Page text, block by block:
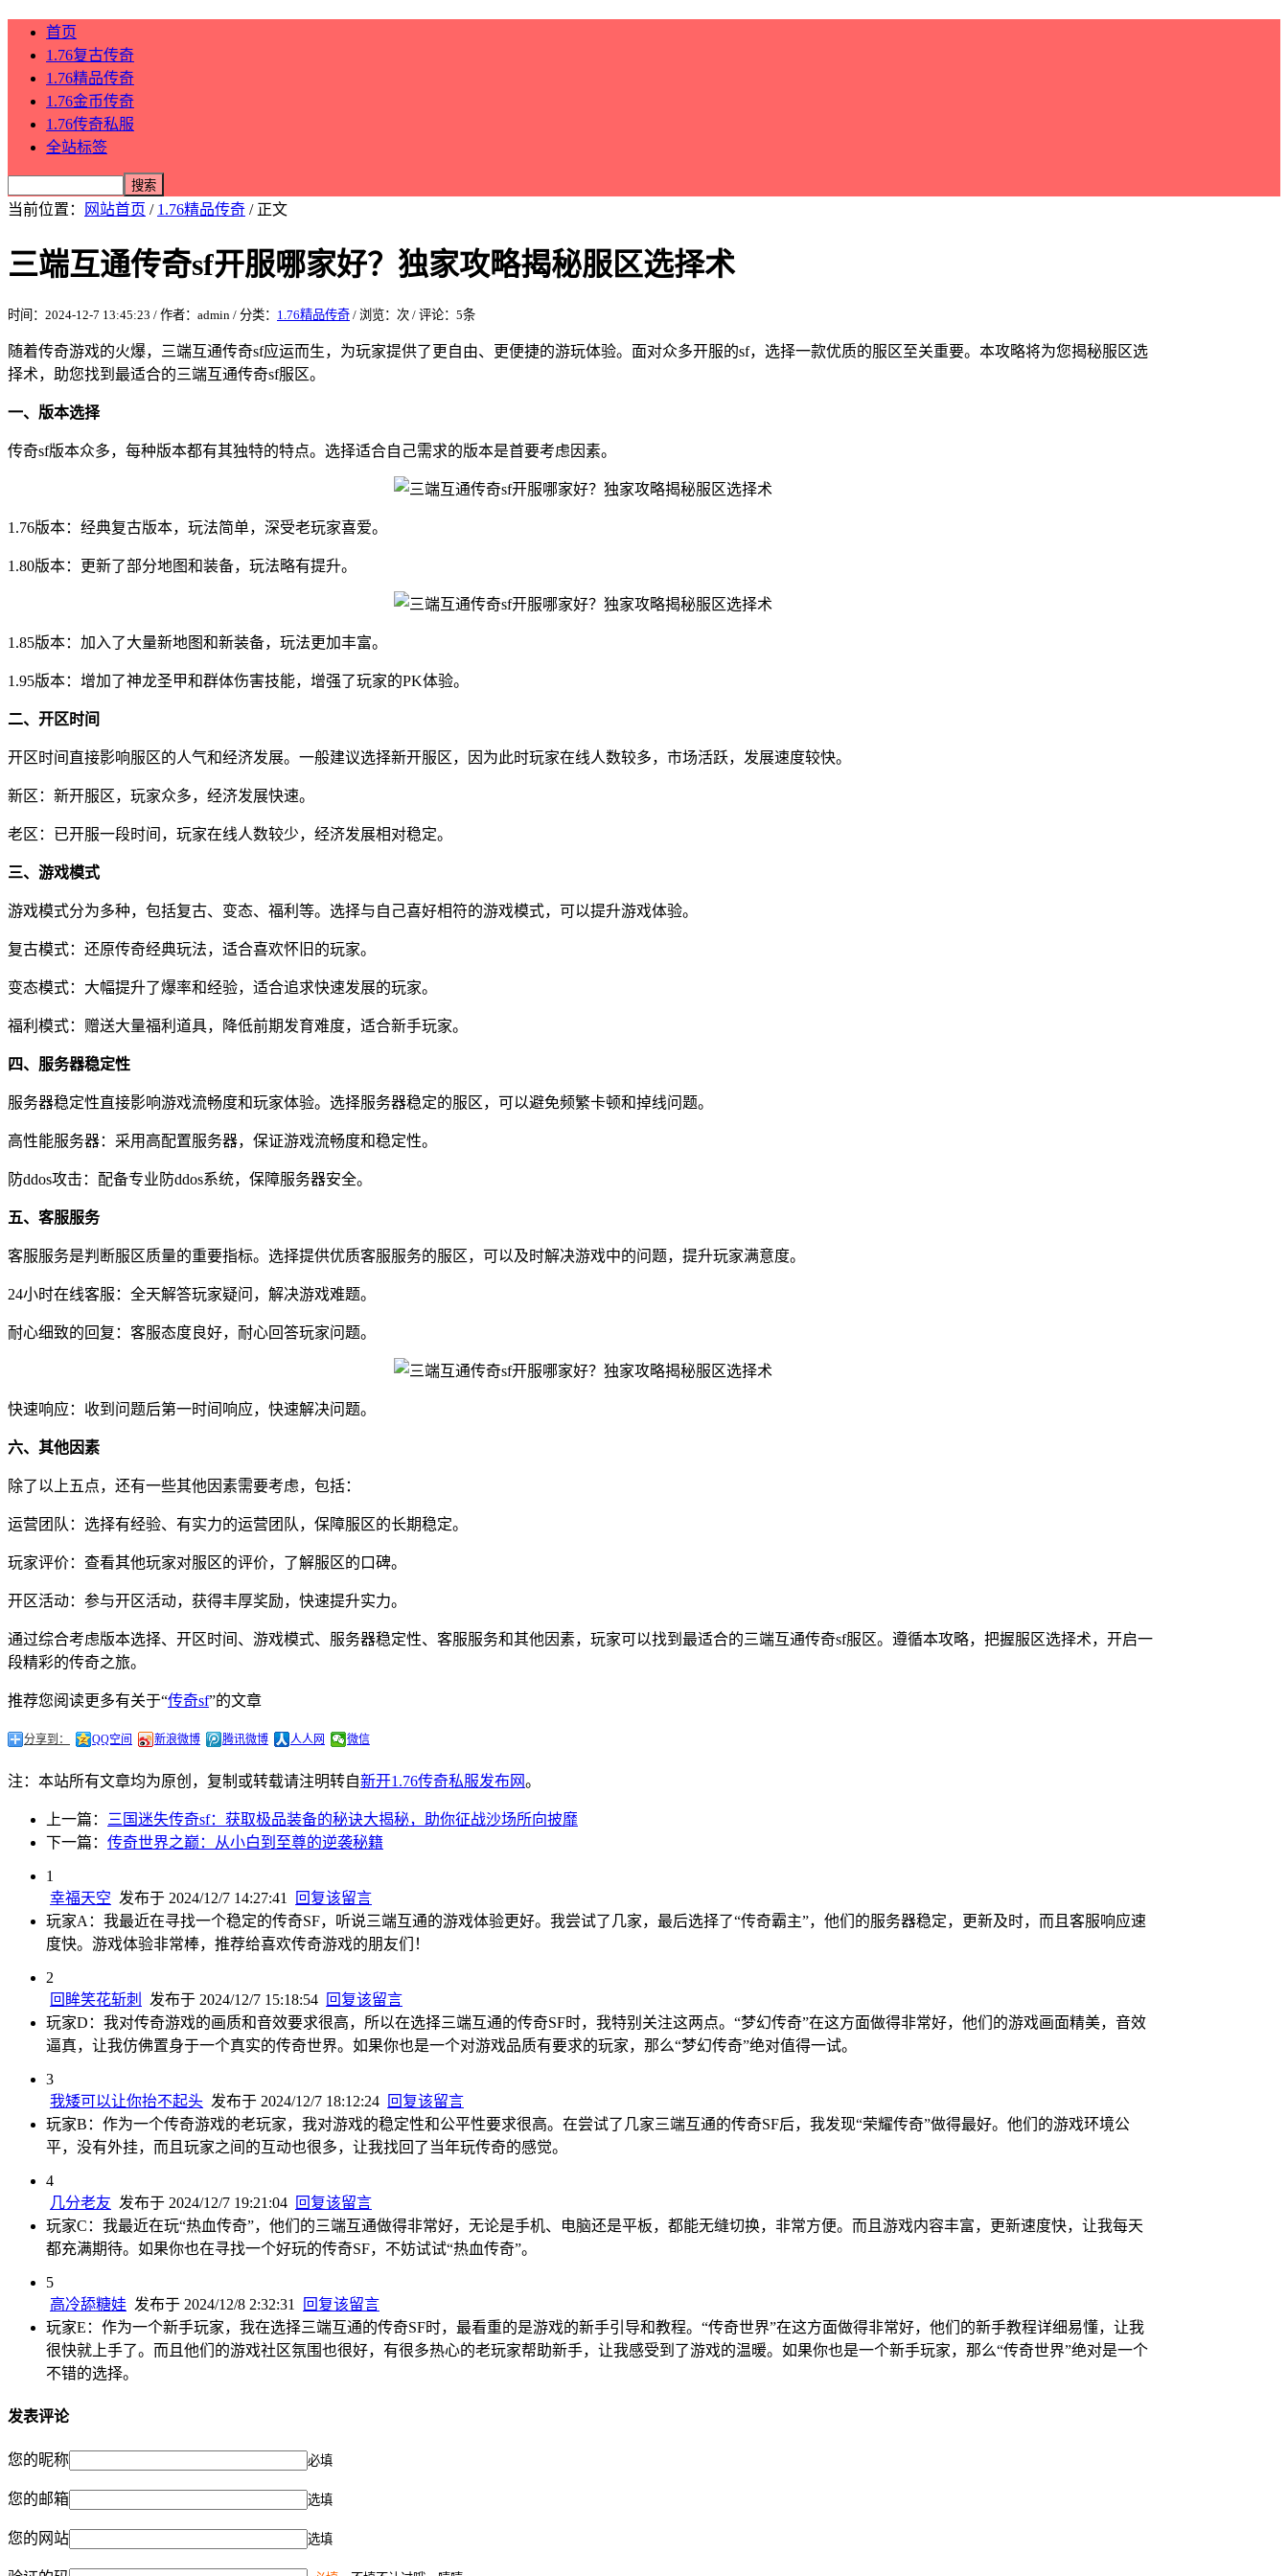
首页
1.76复古传奇
1.76精品传奇
1.76金币传奇
1.76传奇私服
全站标签
当前位置： 网站首页 / 1.76精品传奇 / 正文
三端互通传奇sf开服哪家好？独家攻略揭秘服区选择术
时间：2024-12-7 13:45:23 / 作者：admin / 分类： 1.76精品传奇 / 浏览： 次 / 评论：5条
随着传奇游戏的火爆，三端互通传奇sf应运而生，为玩家提供了更自由、更便捷的游玩体验。面对众多开服的sf，选择一款优质的服区至关重要。本攻略将为您揭秘服区选
择术，助您找到最适合的三端互通传奇sf服区。
一、版本选择
传奇sf版本众多，每种版本都有其独特的特点。选择适合自己需求的版本是首要考虑因素。
1.76版本：经典复古版本，玩法简单，深受老玩家喜爱。
1.80版本：更新了部分地图和装备，玩法略有提升。
1.85版本：加入了大量新地图和新装备，玩法更加丰富。
1.95版本：增加了神龙圣甲和群体伤害技能，增强了玩家的PK体验。
二、开区时间
开区时间直接影响服区的人气和经济发展。一般建议选择新开服区，因为此时玩家在线人数较多，市场活跃，发展速度较快。
新区：新开服区，玩家众多，经济发展快速。
老区：已开服一段时间，玩家在线人数较少，经济发展相对稳定。
三、游戏模式
游戏模式分为多种，包括复古、变态、福利等。选择与自己喜好相符的游戏模式，可以提升游戏体验。
复古模式：还原传奇经典玩法，适合喜欢怀旧的玩家。
变态模式：大幅提升了爆率和经验，适合追求快速发展的玩家。
福利模式：赠送大量福利道具，降低前期发育难度，适合新手玩家。
四、服务器稳定性
服务器稳定性直接影响游戏流畅度和玩家体验。选择服务器稳定的服区，可以避免频繁卡顿和掉线问题。
高性能服务器：采用高配置服务器，保证游戏流畅度和稳定性。
防ddos攻击：配备专业防ddos系统，保障服务器安全。
五、客服服务
客服服务是判断服区质量的重要指标。选择提供优质客服服务的服区，可以及时解决游戏中的问题，提升玩家满意度。
24小时在线客服：全天解答玩家疑问，解决游戏难题。
耐心细致的回复：客服态度良好，耐心回答玩家问题。
快速响应：收到问题后第一时间响应，快速解决问题。
六、其他因素
除了以上五点，还有一些其他因素需要考虑，包括：
运营团队：选择有经验、有实力的运营团队，保障服区的长期稳定。
玩家评价：查看其他玩家对服区的评价，了解服区的口碑。
开区活动：参与开区活动，获得丰厚奖励，快速提升实力。
通过综合考虑版本选择、开区时间、游戏模式、服务器稳定性、客服服务和其他因素，玩家可以找到最适合的三端互通传奇sf服区。遵循本攻略，把握服区选择术，开启一
段精彩的传奇之旅。
推荐您阅读更多有关于“传奇sf”的文章
分享到： QQ空间 新浪微博 腾讯微博 人人网 微信
注：本站所有文章均为原创，复制或转载请注明转自新开1.76传奇私服发布网。
上一篇：
三国迷失传奇sf：获取极品装备的秘诀大揭秘，助你征战沙场所向披靡
下一篇： 传奇世界之巅：从小白到至尊的逆袭秘籍
1
幸福天空 发布于 2024/12/7 14:27:41
回复该留言
玩家A：我最近在寻找一个稳定的传奇SF，听说三端互通的游戏体验更好。我尝试了几家，最后选择了“传奇霸主”，他们的服务器稳定，更新及时，而且客服响应速
度快。游戏体验非常棒，推荐给喜欢传奇游戏的朋友们！
2
回眸笑花斩刺
发布于 2024/12/7 15:18:54 回复该留言
玩家D：我对传奇游戏的画质和音效要求很高，所以在选择三端互通的传奇SF时，我特别关注这两点。“梦幻传奇”在这方面做得非常好，他们的游戏画面精美，音效
逼真，让我仿佛置身于一个真实的传奇世界。如果你也是一个对游戏品质有要求的玩家，那么“梦幻传奇”绝对值得一试。
3
我矮可以让你抬不起头 发布于 2024/12/7 18:12:24 回复该留言
玩家B：作为一个传奇游戏的老玩家，我对游戏的稳定性和公平性要求很高。在尝试了几家三端互通的传奇SF后，我发现“荣耀传奇”做得最好。他们的游戏环境公
平，没有外挂，而且玩家之间的互动也很多，让我找回了当年玩传奇的感觉。
4
几分老友 发布于 2024/12/7 19:21:04 回复该留言
玩家C：我最近在玩“热血传奇”，他们的三端互通做得非常好，无论是手机、电脑还是平板，都能无缝切换，非常方便。而且游戏内容丰富，更新速度快，让我每天
都充满期待。如果你也在寻找一个好玩的传奇SF，不妨试试“热血传奇”。
5
高冷舔糖娃 发布于 2024/12/8 2:32:31
回复该留言
玩家E：作为一个新手玩家，我在选择三端互通的传奇SF时，最看重的是游戏的新手引导和教程。“传奇世界”在这方面做得非常好，他们的新手教程详细易懂，让我
很快就上手了。而且他们的游戏社区氛围也很好，有很多热心的老玩家帮助新手，让我感受到了游戏的温暖。如果你也是一个新手玩家，那么“传奇世界”绝对是一个
不错的选择。
发表评论
您的昵称 必填
您的邮箱 选填
您的网站 选填